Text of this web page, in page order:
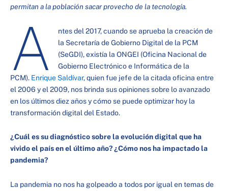
permitan a la población sacar provecho de la tecnología.
A
ntes del 2017, cuando se aprueba la creación de
la Secretaría de Gobierno Digital de la PCM
(SeGDI), existía la ONGEI (Oficina Nacional de
Gobierno Electrónico e Informática de la
PCM). Enrique Saldívar, quien fue jefe de la citada oficina entre
el 2006 y el 2009, nos brinda sus opiniones sobre lo avanzado
en los últimos diez años y cómo se puede optimizar hoy la
transformación digital del Estado.
¿Cuál es su diagnóstico sobre la evolución digital que ha
vivido el país en el último año? ¿Cómo nos ha impactado la
pandemia?
La pandemia no nos ha golpeado a todos por igual en temas de